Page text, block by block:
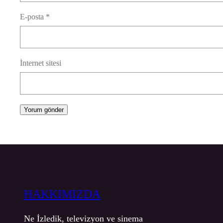
E-posta *
İnternet sitesi
HAKKIMIZDA
Ne İzledik, televizyon ve sinema